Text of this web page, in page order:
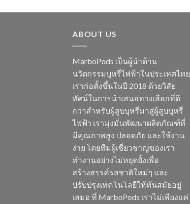
ABOUT US
MarboPods เป็นผู้นำด้าน
นวัตกรรมบุหรี่ไฟฟ้าในประเทศไทย
เราก่อตั้งขึ้นในปี 2018 ด้วยวิสัย
ทัศน์ในการนำเสนอทางเลือกที่ดี
กว่าสำหรับผู้สูบบุหรี่มาสู่ผู้สูบบุหรี่
ไฟฟ้า เรามุ่งมั่นพัฒนาผลิตภัณฑ์ที่
มีคุณภาพสูง ปลอดภัย และใช้งาน
ง่าย โดยทีมผู้เชี่ยวชาญของเรา
ทำงานอย่างไม่หยุดยั้งเพื่อ
สร้างสรรค์รสชาติใหม่ๆ และ
ปรับปรุงเทคโนโลยีให้ทันสมัยอยู่
เสมอ ที่ MarboPods เราไม่เพียงแค่